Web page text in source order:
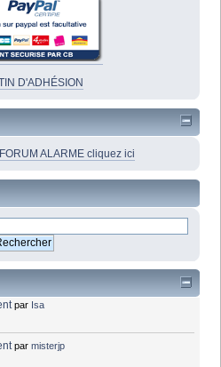
D'ADHÉSION
ALARME cliquez ici
par Isa
parmisterjp